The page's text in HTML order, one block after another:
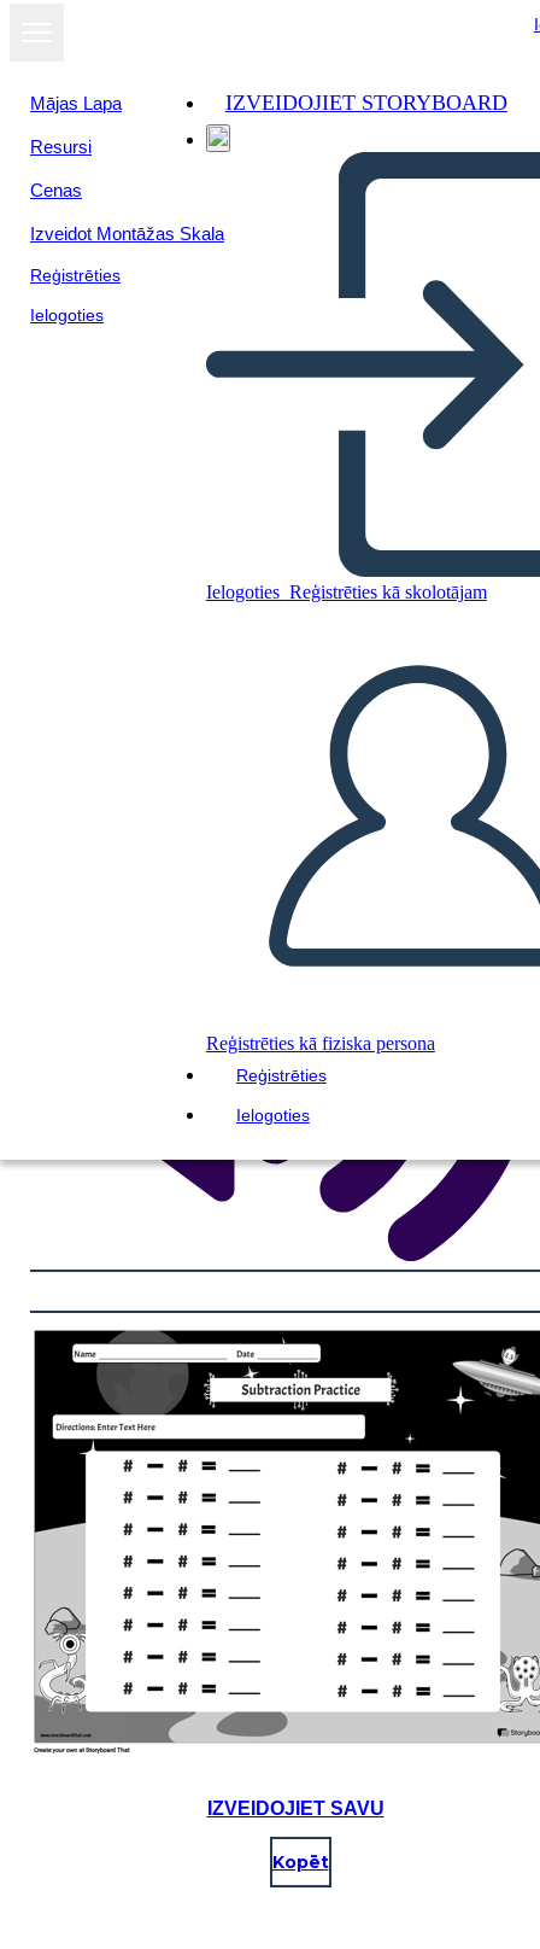
Mājas Lapa
Resursi
Cenas
Izveidot Montāžas Skala
Reģistrēties
Ielogoties
IZVEIDOJIET STORYBOARD
Ielogoties Reģistrēties kā skolotājam
Reģistrēties kā fiziska persona
Reģistrēties
Ielogoties
घटाव लैंडस्केप बीडब्ल्यू 3
IZVEIDOT STĀSTU SHĒMU
ATSKAŅOT SLAIDRĀDI
IZLASI MAN
Skatīt kā
slaidrādi
IZVEIDOJIET SAVU
Kopēt